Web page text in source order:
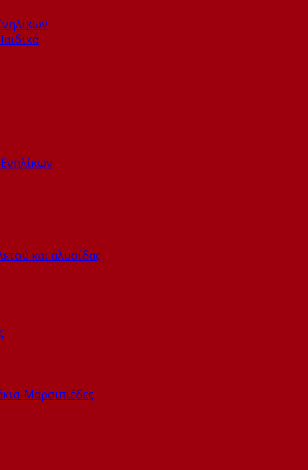
και αλυσίδας
Μαρσιπιέδες